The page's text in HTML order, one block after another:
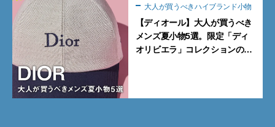
大人が買うべきハイブランド小物
【ディオール】大人が買うべき
メンズ夏小物5選。限定「ディ
オリビエラ」コレクションの